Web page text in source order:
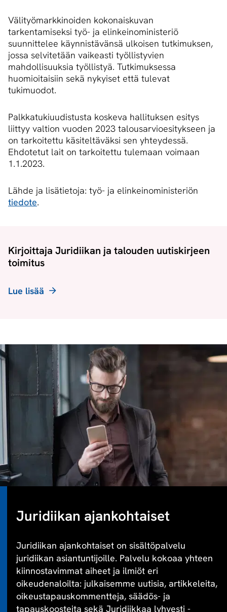
Välityömarkkinoiden kokonaiskuvan
tarkentamiseksi työ- ja elinkeinoministeriö
suunnittelee käynnistävänsä ulkoisen tutkimuksen,
jossa selvitetään vaikeasti työllistyvien
mahdollisuuksia työllistyä. Tutkimuksessa
huomioitaisiin sekä nykyiset että tulevat
tukimuodot.
Palkkatukiuudistusta koskeva hallituksen esitys
liittyy valtion vuoden 2023 talousarvioesitykseen ja
on tarkoitettu käsiteltäväksi sen yhteydessä.
Ehdotetut lait on tarkoitettu tulemaan voimaan
1.1.2023.
Lähde ja lisätietoja: työ- ja elinkeinoministeriön
tiedote.
Kirjoittaja Juridiikan ja talouden uutiskirjeen
toimitus
Lue lisää
Juridiikan ajankohtaiset
Juridiikan ajankohtaiset on sisältöpalvelu
juridiikan asiantuntijoille. Palvelu kokoaa yhteen
kiinnostavimmat aiheet ja ilmiöt eri
oikeudenaloilta: julkaisemme uutisia, artikkeleita,
oikeustapauskommentteja, säädös- ja
tapauskoosteita sekä Juridiikkaa lyhyesti -